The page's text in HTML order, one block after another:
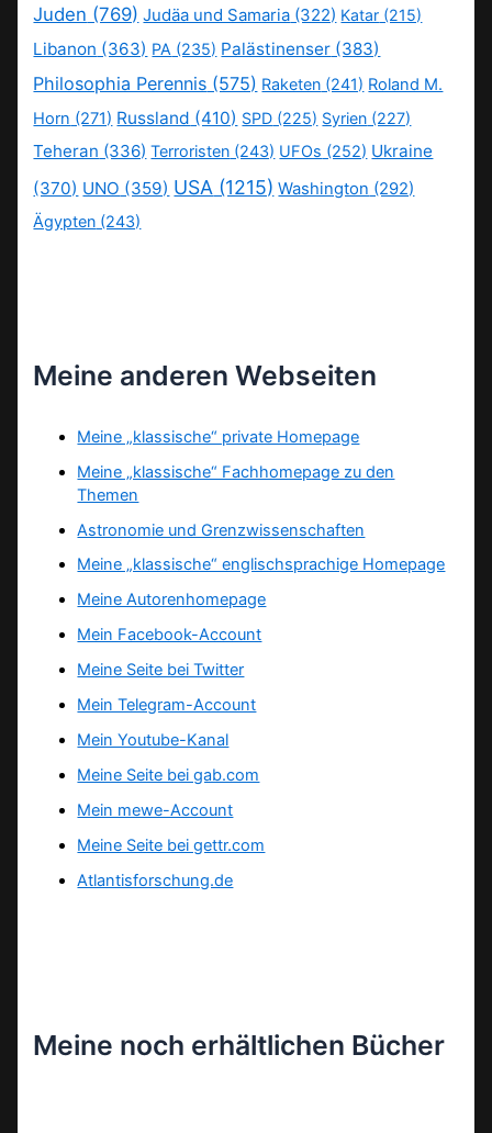
Juden (769) Judäa und Samaria (322) Katar (215)
Libanon (363) PA (235) Palästinenser (383)
Philosophia Perennis (575) Raketen (241) Roland M.
Horn (271) Russland (410) SPD (225) Syrien (227)
Teheran (336) Terroristen (243) UFOs (252) Ukraine
(370) UNO (359) USA (1215) Washington (292)
Ägypten (243)
Meine anderen Webseiten
Meine „klassische“ private Homepage
Meine „klassische“ Fachhomepage zu den
Themen
Astronomie und Grenzwissenschaften
Meine „klassische“ englischsprachige Homepage
Meine Autorenhomepage
Mein Facebook-Account
Meine Seite bei Twitter
Mein Telegram-Account
Mein Youtube-Kanal
Meine Seite bei gab.com
Mein mewe-Account
Meine Seite bei gettr.com
Atlantisforschung.de
Meine noch erhältlichen Bücher